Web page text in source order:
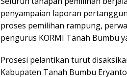
penyampaian laporan
proses pemilihan rampung,
pengurus KORMI Tanah Bumbu
Prosesi pelantikan turut
Kabupaten Tanah Bumbu